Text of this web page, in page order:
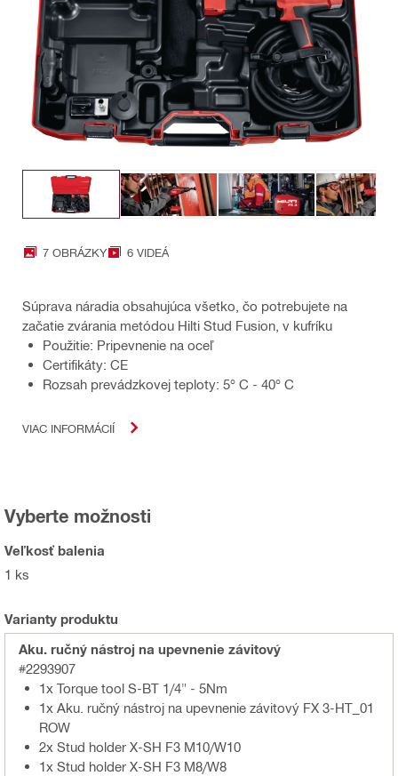
7 OBRÁZKY 6 VIDEÁ
Súprava náradia obsahujúca všetko, čo potrebujete na
začatie zvárania metódou Hilti Stud Fusion, v kufríku
Použitie: Pripevnenie na oceľ
Certifikáty: CE
Rozsah prevádzkovej teploty: 5° C - 40° C
VIAC INFORMÁCIÍ
Vyberte možnosti
Veľkosť balenia
1 ks
Varianty produktu
Aku. ručný nástroj na upevnenie závitový
#2293907
1x Torque tool S-BT 1/4" - 5Nm
1x Aku. ručný nástroj na upevnenie závitový FX 3-HT_01
ROW
2x Stud holder X-SH F3 M10/W10
1x Stud holder X-SH F3 M8/W8